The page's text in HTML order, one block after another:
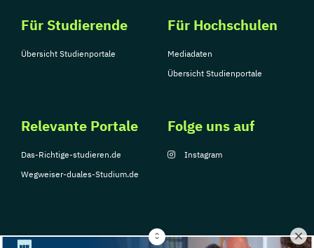
Für Studierende
Übersicht Studienportale
Für Hochschulen
Mediadaten
Übersicht Studienportale
Relevante Portale
Das-Richtige-studieren.de
Wegweiser-duales-Studium.de
Folge uns auf
Instagram